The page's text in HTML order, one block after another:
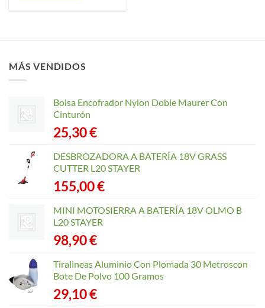
MÁS VENDIDOS
Bolsa Encofrador Nylon Doble Maurer Con
Cinturón
25,30€
DESBROZADORA A BATERÍA 18V GRASS
CUTTER L20 STAYER
155,00€
MINI MOTOSIERRA A BATERÍA 18V OLMO B
L20 STAYER
98,90€
Tiralineas Aluminio Con Plomada 30 Metroscon
Bote De Polvo 100 Gramos
29,10€